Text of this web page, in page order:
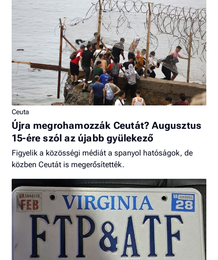
Ceuta
Újra megrohamozzák Ceutát? Augusztus
15-ére szól az újabb gyülekező
Figyelik a közösségi médiát a spanyol hatóságok, de
közben Ceutát is megerősítették.